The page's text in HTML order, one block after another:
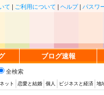
て ご利用について ヘルプ| パスワ
ブログ速報
全検索
ット 恋愛と結婚 個人 ビジネスと経済 地